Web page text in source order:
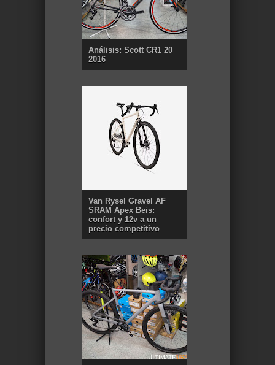
Análisis: Scott CR1 20
2016
Van Rysel Gravel AF
SRAM Apex Beis:
confort y 12v a un
precio competitivo